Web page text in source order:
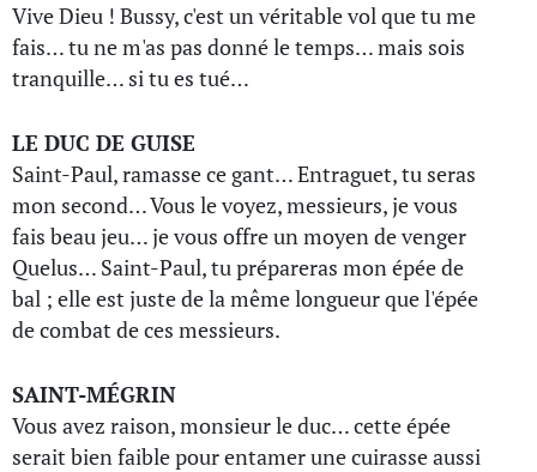
Vive Dieu ! Bussy, c'est un véritable vol que tu me
fais… tu ne m'as pas donné le temps… mais sois
tranquille… si tu es tué…
LE DUC DE GUISE
Saint-Paul, ramasse ce gant… Entraguet, tu seras
mon second… Vous le voyez, messieurs, je vous
fais beau jeu… je vous offre un moyen de venger
Quelus… Saint-Paul, tu prépareras mon épée de
bal ; elle est juste de la même longueur que l'épée
de combat de ces messieurs.
SAINT-MÉGRIN
Vous avez raison, monsieur le duc… cette épée
serait bien faible pour entamer une cuirasse aussi